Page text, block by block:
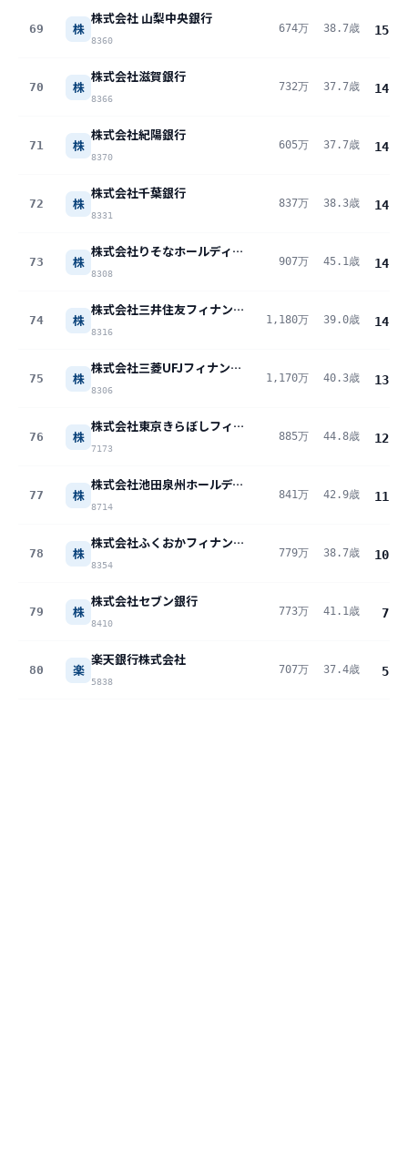
69 株
株式会社 山梨中央銀行
8360
674万 38.7歳 15.0
70 株
株式会社滋賀銀行
8366
732万 37.7歳 14.7
71 株
株式会社紀陽銀行
8370
605万 37.7歳 14.4
72 株
株式会社千葉銀行
8331
837万 38.3歳 14.4
73 株
株式会社りそなホールディングス
8308
907万 45.1歳 14.4
74 株
株式会社三井住友フィナンシャルグループ
8316
1,180万 39.0歳 14.0
75 株
株式会社三菱UFJフィナンシャル・グループ
8306
1,170万 40.3歳 13.5
76 株
株式会社東京きらぼしフィナンシャルグループ
7173
885万 44.8歳 12.6
77 株
株式会社池田泉州ホールディングス
8714
841万 42.9歳 11.8
78 株
株式会社ふくおかフィナンシャルグループ
8354
779万 38.7歳 10.8
79 株
株式会社セブン銀行
8410
773万 41.1歳 7.4
80 楽
楽天銀行株式会社
5838
707万 37.4歳 5.5